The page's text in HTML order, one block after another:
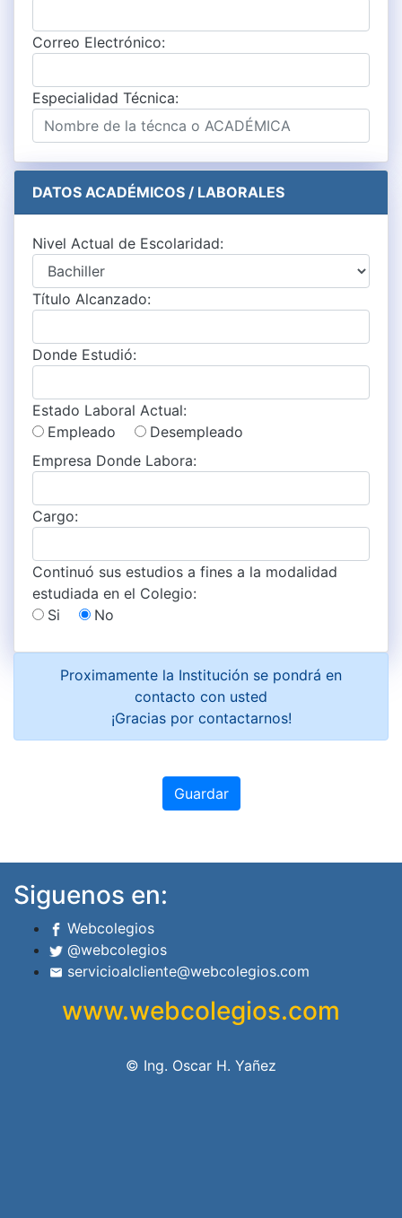
Correo Electrónico:
Especialidad Técnica:
DATOS ACADÉMICOS / LABORALES
Nivel Actual de Escolaridad:
Título Alcanzado:
Donde Estudió:
Estado Laboral Actual:
Empleado
Desempleado
Empresa Donde Labora:
Cargo:
Continuó sus estudios a fines a la modalidad
estudiada en el Colegio:
Si
No
Proximamente la Institución se pondrá en
contacto con usted
¡Gracias por contactarnos!
Siguenos en:
Webcolegios
@webcolegios
servicioalcliente@webcolegios.com
www.webcolegios.com
© Ing. Oscar H. Yañez